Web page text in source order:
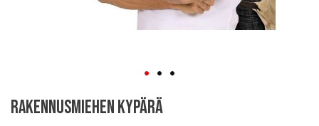
to
Rakennusmiehen kypärä